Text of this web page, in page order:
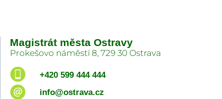
Magistrát města Ostravy
Prokešovo náměstí 8, 729 30 Ostrava
+420 599 444 444
info@ostrava.cz